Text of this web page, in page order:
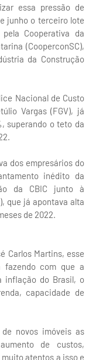
essa pressão de
junho o terceiro lote
Cooperativa da
(CooperconSC),
da Construção
Nacional de Custo
Vargas (FGV), já
superando o teto da
dos empresários do
inédito da
da CBIC junto à
que já apontava alta
de 2022.
Carlos Martins, esse
fazendo com que a
inflação do Brasil, o
capacidade de
novos imóveis as
de custos,
atentos a isso e